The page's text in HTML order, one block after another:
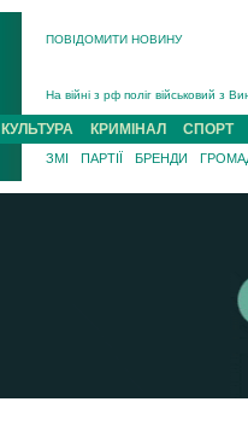
ПОВІДОМИТИ НОВИНУ
В Ужгороді 5 серпня
На війні з рф поліг військовий з
На Хустщині внаслідок ДТП за
Інструктора районного ТЦК на
КУЛЬТУРА КРИМІНАЛ СПОРТ
ЗМІ ПАРТІЇ БРЕНДИ